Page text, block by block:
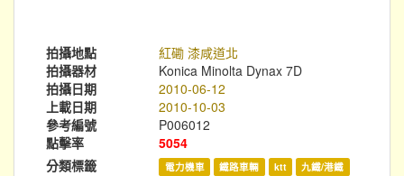
拍攝地點
紅磡 漆咸道北
拍攝器材
Konica Minolta Dynax 7D
拍攝日期
2010-06-12
上載日期
2010-10-03
參考編號
P006012
點擊率
5054
分類標籤
電力機車 鐵路車輛 ktt
九鐵/港鐵